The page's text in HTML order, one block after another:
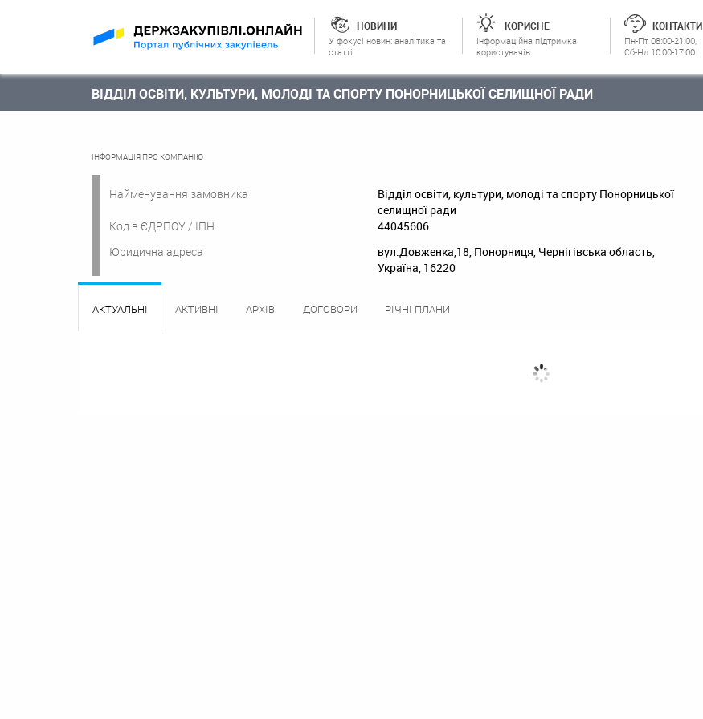
НОВИНИ
У фокусі новин: аналітика та
статті
КОРИСНЕ
Інформаційна підтримка
користувачів
КОНТАКТИ
Пн-Пт 08:00-21:00,
Сб-Нд 10:00-17:00
ВІДДІЛ ОСВІТИ, КУЛЬТУРИ, МОЛОДІ ТА СПОРТУ ПОНОРНИЦЬКОЇ СЕЛИЩНОЇ РАДИ
ІНФОРМАЦІЯ ПРО КОМПАНІЮ
Найменування замовника
Відділ освіти, культури, молоді та спорту Понорницької
селищної ради
Код в ЄДРПОУ / ІПН
44045606
Юридична адреса
вул.Довженка,18, Понорниця, Чернігівська область,
Україна, 16220
АКТУАЛЬНІ АКТИВНІ АРХІВ ДОГОВОРИ РІЧНІ ПЛАНИ